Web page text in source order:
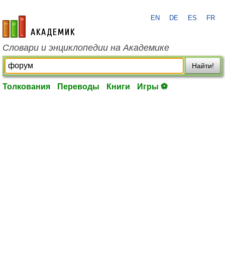
academic.ru
EN DE ES FR
Словари и энциклопедии на Академике
Найти!
Толкования Переводы Книги Игры ⚽